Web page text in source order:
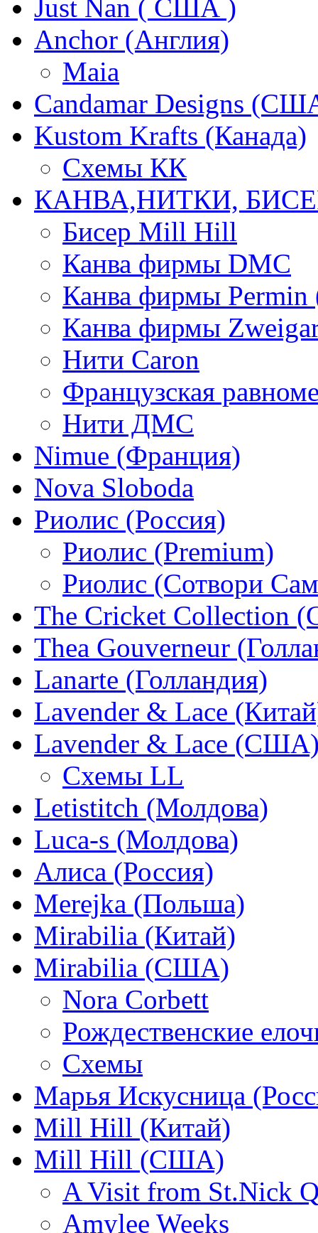
Just Nan ( США )
Anchor (Англия)
Maia
Candamar Designs
Kustom Krafts (Канада)
Схемы КК
КАНВА,НИТКИ,
Бисер Mill Hill
Канва фирмы DMC
Канва фирмы Permin
Канва фирмы
Нити Caron
Французская
Нити ДМС
Nimue (Франция)
Nova Sloboda
Риолис (Россия)
Риолис (Premium)
Риолис (Сотвори
The Cricket Collection
Thea Gouverneur
Lanarte (Голландия)
Lavender & Lace
Lavender & Lace
Схемы LL
Letistitch (Молдова)
Luca-s (Молдова)
Алиса (Россия)
Merejka (Польша)
Mirabilia (Китай)
Mirabilia (США)
Nora Corbett
Рождественские
Схемы
Марья Искусница
Mill Hill (Китай)
Mill Hill (США)
A Visit from St.Nick
Amylee Weeks